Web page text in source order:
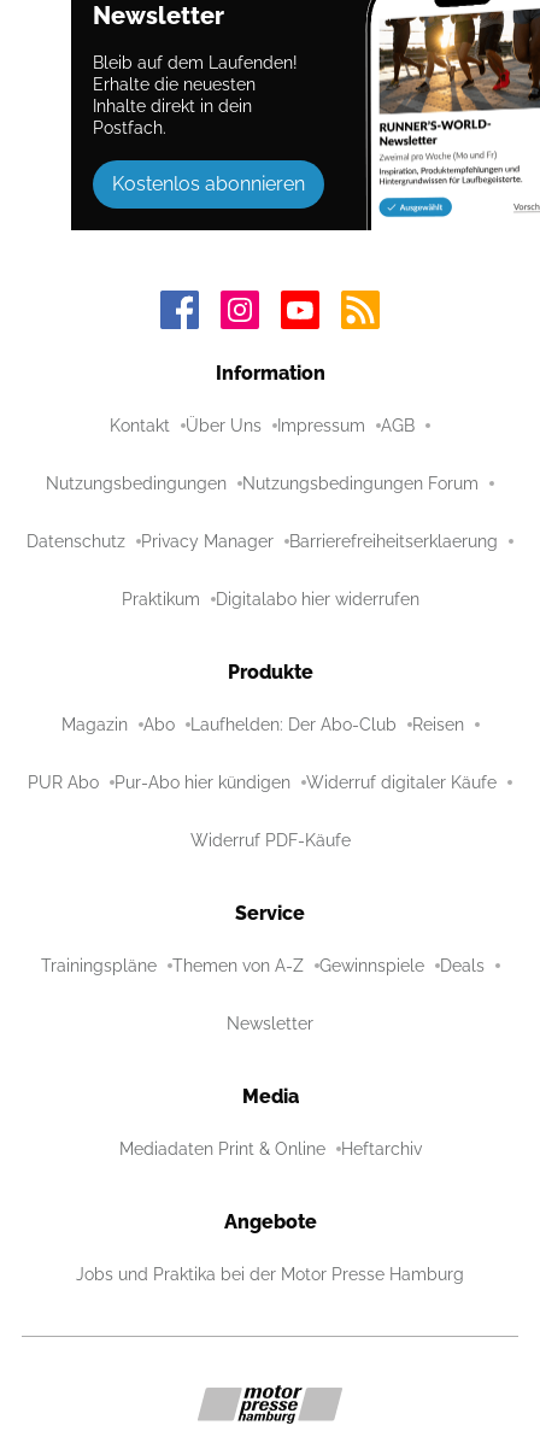
Newsletter
Bleib auf dem Laufenden!
Erhalte die neuesten
Inhalte direkt in dein
Postfach.
Kostenlos abonnieren
Information
Kontakt Über Uns Impressum AGB
Nutzungsbedingungen Nutzungsbedingungen Forum
Datenschutz Privacy Manager Barrierefreiheitserklaerung
Praktikum Digitalabo hier widerrufen
Produkte
Magazin Abo Laufhelden: Der Abo-Club Reisen
PUR Abo Pur-Abo hier kündigen Widerruf digitaler Käufe
Widerruf PDF-Käufe
Service
Trainingspläne Themen von A-Z Gewinnspiele Deals
Newsletter
Media
Mediadaten Print & Online Heftarchiv
Angebote
Jobs und Praktika bei der Motor Presse Hamburg